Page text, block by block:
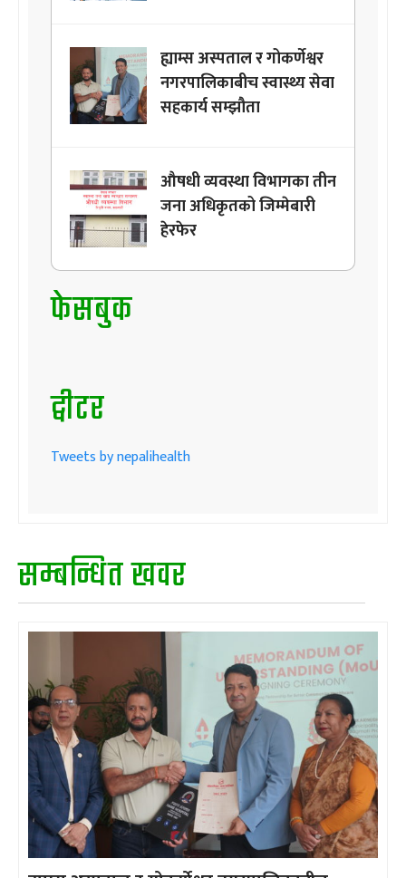
ह्याम्स अस्पताल र गोकर्णेश्वर
नगरपालिकाबीच स्वास्थ्य सेवा
सहकार्य सम्झौता
औषधी व्यवस्था विभागका तीन
जना अधिकृतको जिम्मेबारी
हेरफेर
फेसबुक
ट्वीटर
Tweets by nepalihealth
सम्बन्धित खवर